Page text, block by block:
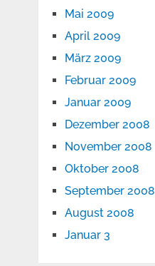
Mai 2009
April 2009
März 2009
Februar 2009
Januar 2009
Dezember 2008
November 2008
Oktober 2008
September 2008
August 2008
Januar 3